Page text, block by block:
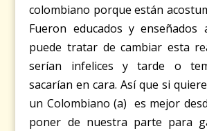
colombiano porque están
Fueron educados y
puede tratar de cambiar esta
serían infelices y tarde o
sacarían en cara. Así que si
un Colombiano (a) es mejor
poner de nuestra parte para